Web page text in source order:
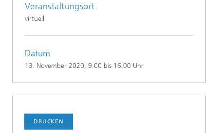
Veranstaltungsort
virtuell
Datum
13. November 2020, 9.00 bis 16.00 Uhr
DRUCKEN